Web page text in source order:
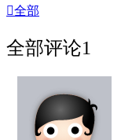
全部
全部评论1